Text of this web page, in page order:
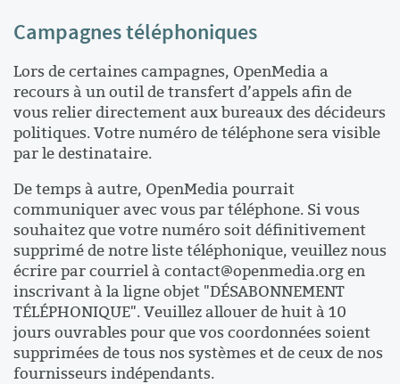
Campagnes téléphoniques
Lors de certaines campagnes, OpenMedia a
recours à un outil de transfert d’appels afin de
vous relier directement aux bureaux des décideurs
politiques. Votre numéro de téléphone sera visible
par le destinataire.
De temps à autre, OpenMedia pourrait
communiquer avec vous par téléphone. Si vous
souhaitez que votre numéro soit définitivement
supprimé de notre liste téléphonique, veuillez nous
écrire par courriel à contact@openmedia.orgen
inscrivant à la ligne objet "DÉSABONNEMENT
TÉLÉPHONIQUE". Veuillez allouer de huit à 10
jours ouvrables pour que vos coordonnées soient
supprimées de tous nos systèmes et de ceux de nos
fournisseurs indépendants.